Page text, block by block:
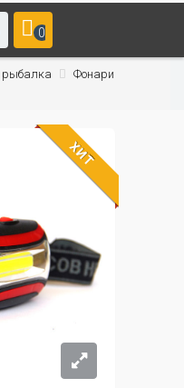
0
рыбалка
Фонари
ХИТ